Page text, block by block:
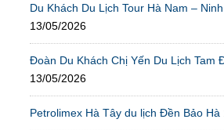
Du Khách Du Lịch Tour Hà Nam –
13/05/2026
Đoàn Du Khách Chị Yến Du Lịch Tam
13/05/2026
Petrolimex Hà Tây du lịch Đền Bảo Hà